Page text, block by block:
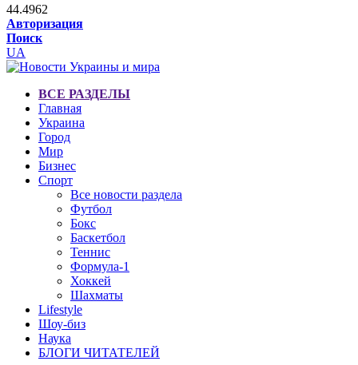
44.4962
Авторизация
Поиск
UA
ВСЕ РАЗДЕЛЫ
Главная
Украина
Город
Мир
Бизнес
Спорт
Все новости раздела
Футбол
Бокс
Баскетбол
Теннис
Формула-1
Хоккей
Шахматы
Lifestyle
Шоу-биз
Наука
БЛОГИ ЧИТАТЕЛЕЙ